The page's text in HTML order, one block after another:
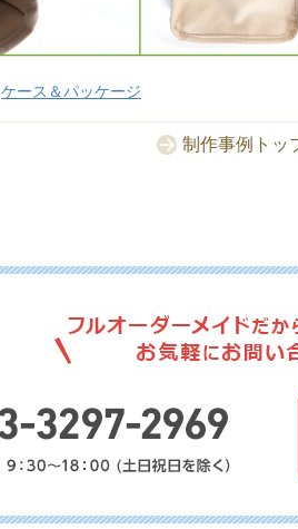
ケース＆パッケージ
制作事例トッ